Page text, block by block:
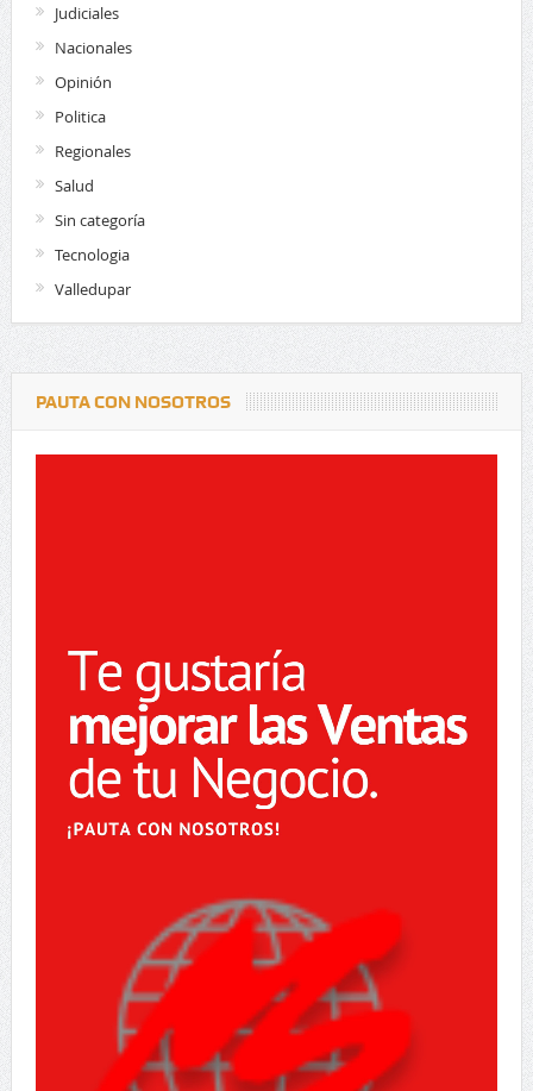
Judiciales
Nacionales
Opinión
Politica
Regionales
Salud
Sin categoría
Tecnologia
Valledupar
PAUTA CON NOSOTROS